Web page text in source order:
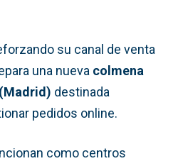
su canal de venta
una nueva colmena
destinada
pedidos online.
como centros